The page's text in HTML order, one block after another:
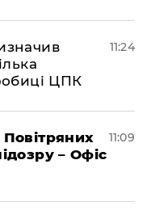
ЦПК
11:24
– Офіс
11:09